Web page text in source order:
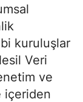
kuruluşlar
Veri
ve
içeriden